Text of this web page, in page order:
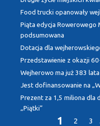
Food trucki opanowały
Piąta edycja Rowerowego
podsumowana
Dotacja dla
Przedstawienie z okazji
Wejherowo ma już 383 lata
Jest dofinansowanie na
Prezent za 1,5 miliona dla
„Piątki”
1 2 3